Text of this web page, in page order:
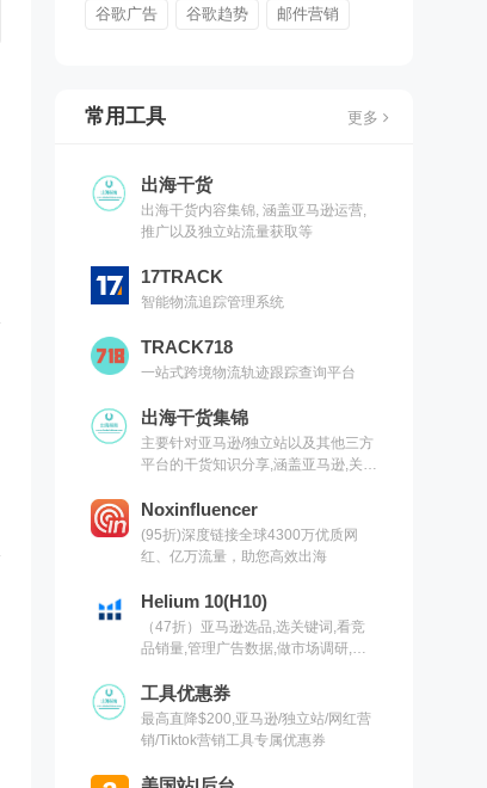
谷歌广告 谷歌趋势 邮件营销
常用工具 更多
出海干货
出海干货内容集锦, 涵盖亚马逊运营,
推广以及独立站流量获取等
17TRACK
智能物流追踪管理系统
TRACK718
一站式跨境物流轨迹跟踪查询平台
出海干货集锦
主要针对亚马逊/独立站以及其他三方
平台的干货知识分享,涵盖亚马逊,关键
具以及出海干货集锦,欢迎关注
Noxinfluencer
(95折)深度链接全球4300万优质网
红、亿万流量，助您高效出海
Helium 10(H10)
（47折）亚马逊选品,选关键词,看竞
品销量,管理广告数据,做市场调研,有
工具优惠券
最高直降$200,亚马逊/独立站/网红营
销/Tiktok营销工具专属优惠券